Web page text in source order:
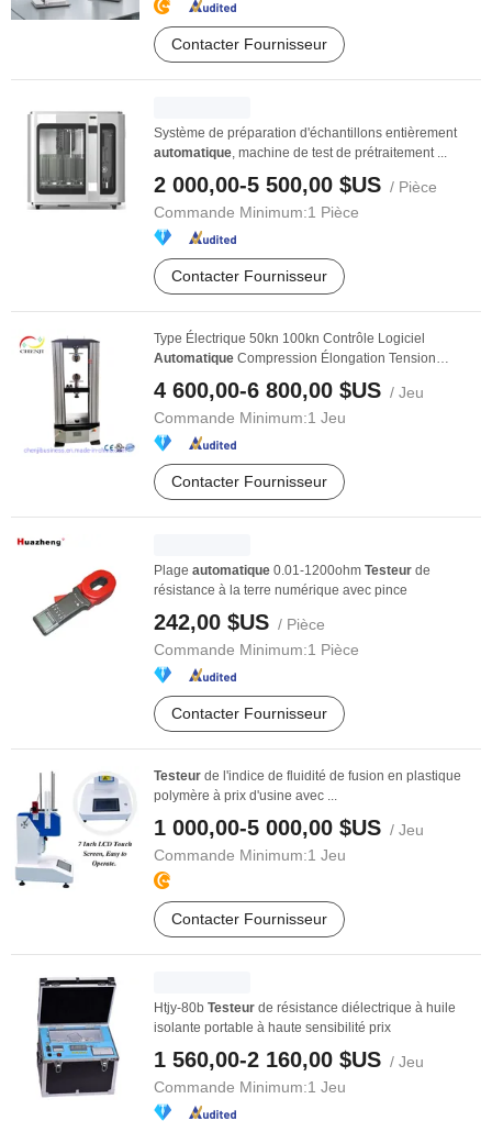
Contacter Fournisseur
Système de préparation d'échantillons entièrement
automatique, machine de test de prétraitement ...
2 000,00-5 500,00 $US / Pièce
Commande Minimum:1 Pièce
Contacter Fournisseur
Type Électrique 50kn 100kn Contrôle Logiciel
Automatique Compression Élongation Tension
4 600,00-6 800,00 $US / Jeu
Commande Minimum:1 Jeu
Contacter Fournisseur
Plage automatique 0.01-1200ohm Testeur de
résistance à la terre numérique avec pince
242,00 $US / Pièce
Commande Minimum:1 Pièce
Contacter Fournisseur
Testeur de l'indice de fluidité de fusion en plastique
polymère à prix d'usine avec ...
1 000,00-5 000,00 $US / Jeu
Commande Minimum:1 Jeu
Contacter Fournisseur
Htjy-80b Testeur de résistance diélectrique à huile
isolante portable à haute sensibilité prix
1 560,00-2 160,00 $US / Jeu
Commande Minimum:1 Jeu